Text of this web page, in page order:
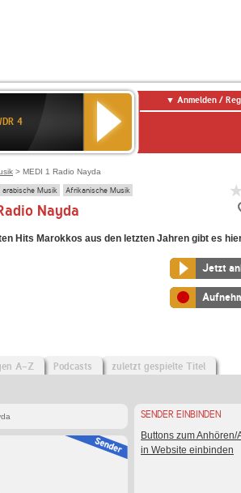
4
Anmelden /
> MEDI 1 Radio Nayda
Musik Afrikanische Musik
Nayda
Hits Marokkos aus den letzten Jahren gibt es
Jetzt
A-Z Podcasts zuletzt gespielte Titel
SENDER EINBINDEN
Buttons zum Anhören/
in Website einbinden